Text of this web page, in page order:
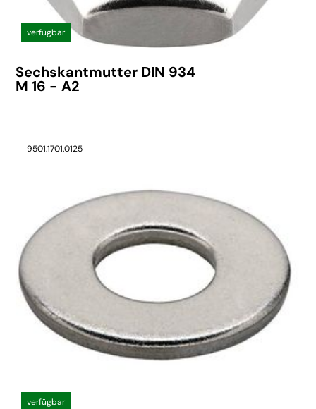
verfügbar
Sechskantmutter DIN 934
M 16 - A2
9501.1701.0125
verfügbar